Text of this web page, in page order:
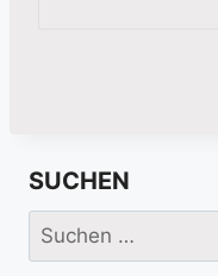
SUCHEN
Suchen
nach: